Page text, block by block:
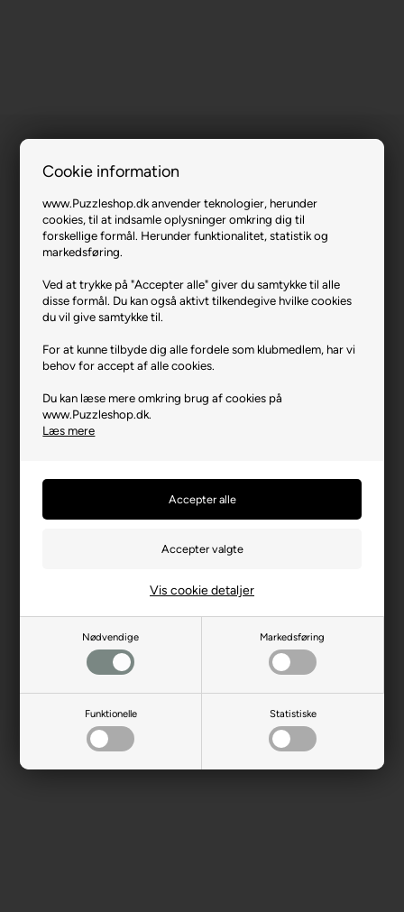
Cookie information
www.Puzzleshop.dk anvender teknologier, herunder
cookies, til at indsamle oplysninger omkring dig til
forskellige formål. Herunder funktionalitet, statistik og
markedsføring.
Ved at trykke på "Accepter alle" giver du samtykke til alle
disse formål. Du kan også aktivt tilkendegive hvilke cookies
du vil give samtykke til.
For at kunne tilbyde dig alle fordele som klubmedlem, har vi
behov for accept af alle cookies.
Du kan læse mere omkring brug af cookies på
www.Puzzleshop.dk.
Læs mere
Nødvendige Markedsføring
Funktionelle Statistiske
Vis cookie detaljer
Christmas Whiskers (Julekalender).
Varenr.: 0923-9924-5922
Producent
Eurographics
Længde i cm (ca.)
Bredde i cm (ca.)
12,5
Yderligere info
Producentadresse
9105 Salley Street, CA-
H8R 2C8 Montreal
Producent hjemmeside
eurographicspuzzles.com
Ikke til børn under 3 år.